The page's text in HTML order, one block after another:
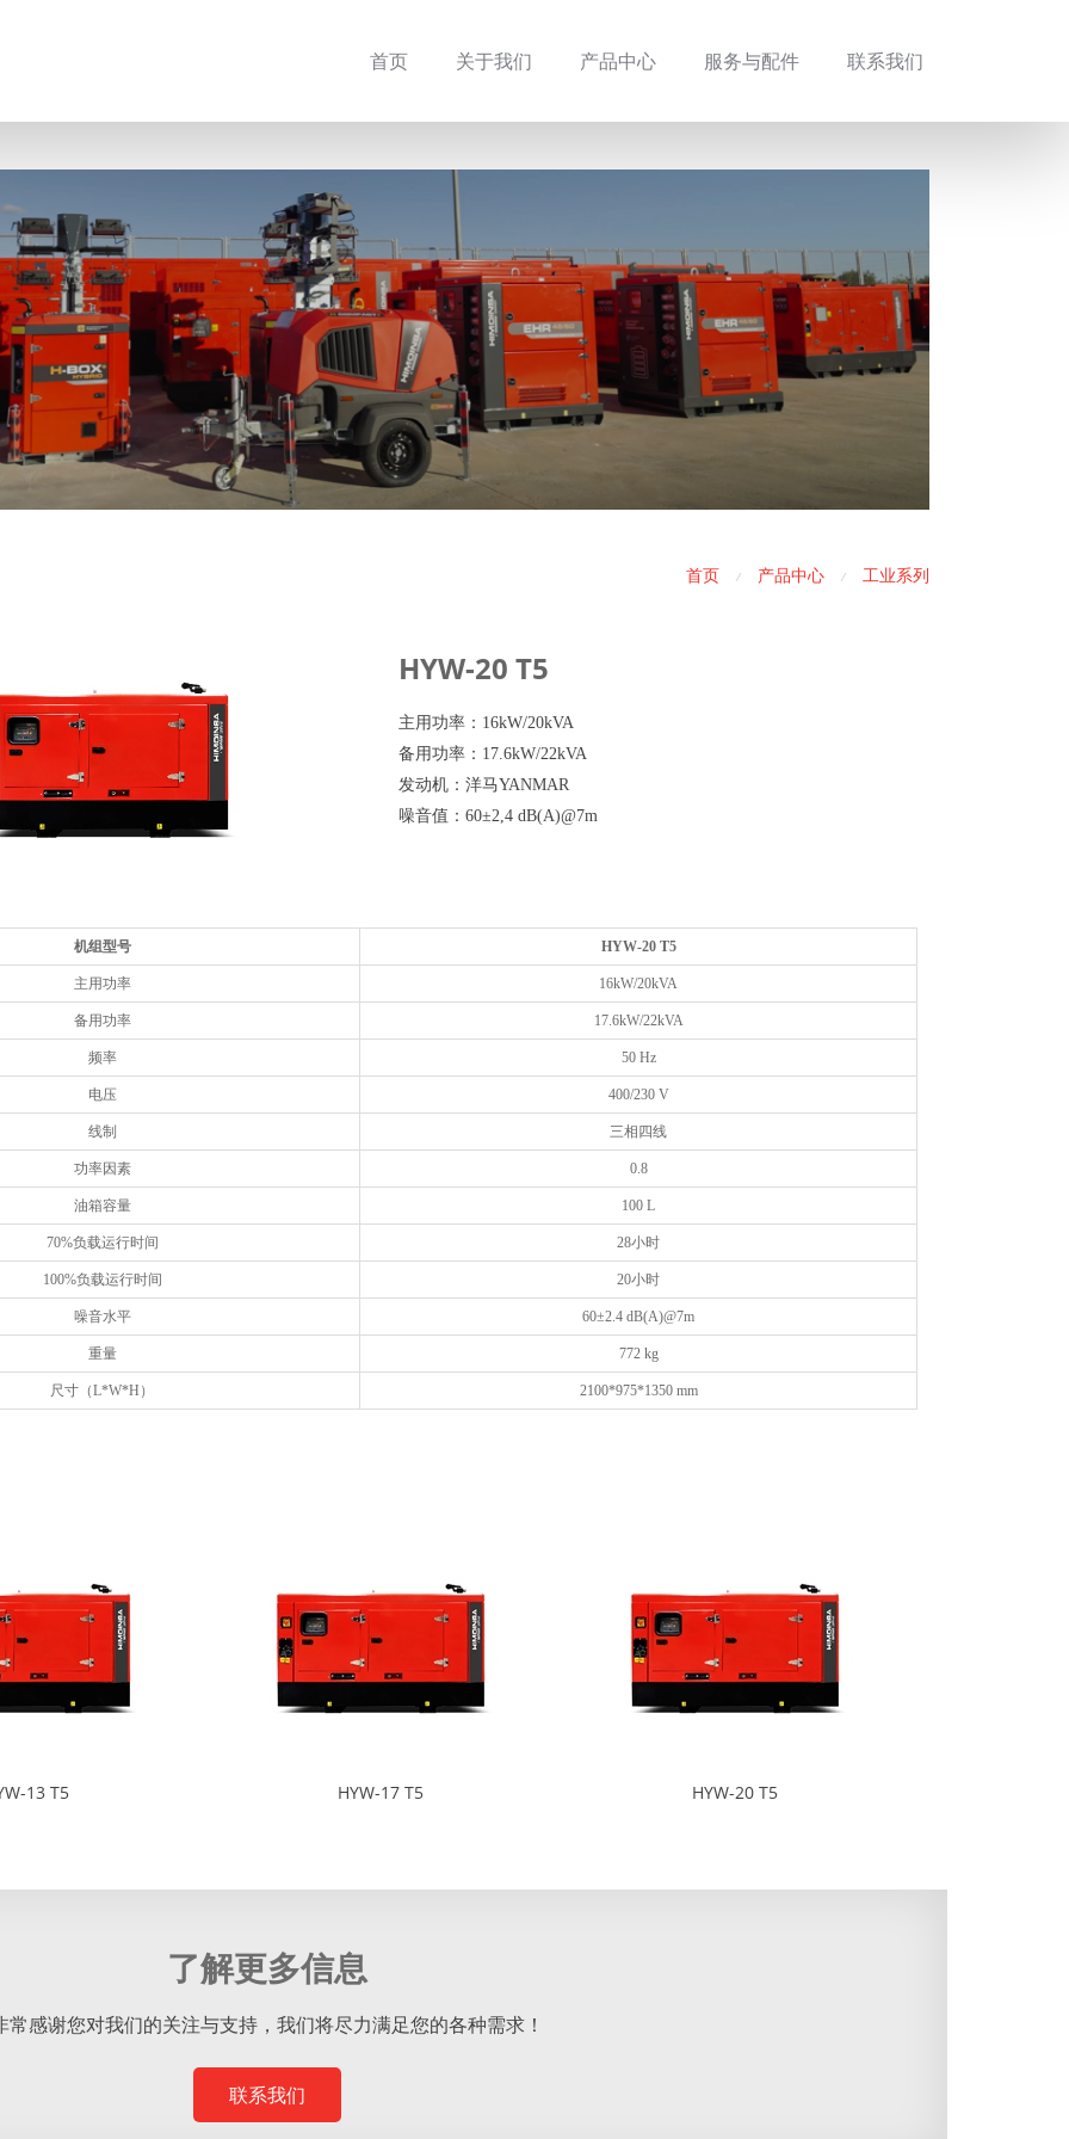
首页 关于我们 产品中心 服务与配件 联系我们
首页 / 产品中心 / 工业系列
HYW-20 T5
主用功率：16kW/20kVA
备用功率：17.6kW/22kVA
发动机：洋马YANMAR
噪音值：60±2,4 dB(A)@7m
机组型号 HYW-20 T5
主用功率 16kW/20kVA
备用功率 17.6kW/22kVA
频率 50 Hz
电压 400/230 V
线制 三相四线
功率因素 0.8
油箱容量 100 L
70%负载运行时间 28小时
100%负载运行时间 20小时
噪音水平 60±2.4 dB(A)@7m
重量 772 kg
尺寸（L*W*H） 2100*975*1350 mm
13 T5 HYW-17 T5 HYW-20 T5
了解更多信息
常感谢您对我们的关注与支持，我们将尽力满足您的各种需求！
联系我们